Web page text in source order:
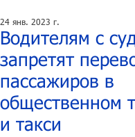
Водителям с
запретят
пассажиров в
общественном
и такси
24 янв. 2023 г.